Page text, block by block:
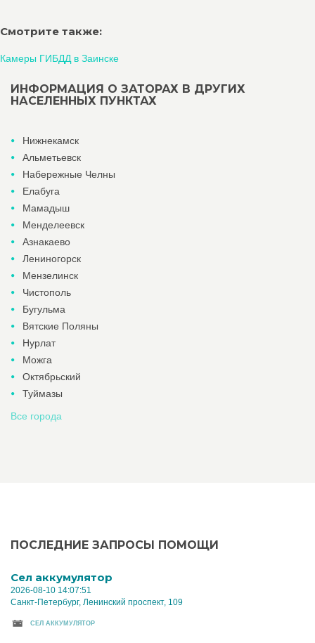
Смотрите также:
Камеры ГИБДД в Заинске
ИНФОРМАЦИЯ О ЗАТОРАХ В ДРУГИХ
НАСЕЛЕННЫХ ПУНКТАХ
Нижнекамск
Альметьевск
Набережные Челны
Елабуга
Мамадыш
Менделеевск
Азнакаево
Лениногорск
Мензелинск
Чистополь
Бугульма
Вятские Поляны
Нурлат
Можга
Октябрьский
Туймазы
Все города
ПОСЛЕДНИЕ ЗАПРОСЫ ПОМОЩИ
Cел аккумулятор
2026-08-10 14:07:51
Санкт-Петербург, Ленинский проспект, 109
CЕЛ АККУМУЛЯТОР